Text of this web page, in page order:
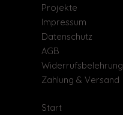
Projekte
Impressum
Datenschutz
AGB
Widerrufsbelehrung
Zahlung & Versand
Start